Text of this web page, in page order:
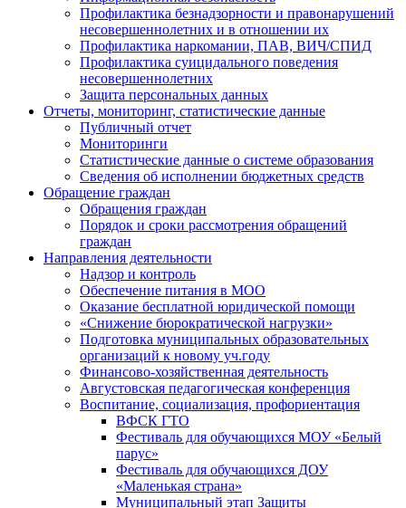
Профилактика безнадзорности и правонарушений
несовершеннолетних и в отношении их
Профилактика наркомании, ПАВ, ВИЧ/СПИД
Профилактика суицидального поведения
несовершеннолетних
Защита персональных данных
Отчеты, мониторинг, статистические данные
Публичный отчет
Мониторинги
Статистические данные о системе образования
Сведения об исполнении бюджетных средств
Обращение граждан
Обращения граждан
Порядок и сроки рассмотрения обращений
граждан
Направления деятельности
Надзор и контроль
Обеспечение питания в МОО
Оказание бесплатной юридической помощи
«Снижение бюрократической нагрузки»
Подготовка муниципальных образовательных
организаций к новому уч.году
Финансово-хозяйственная деятельность
Августовская педагогическая конференция
Воспитание, социализация, профориентация
ВФСК ГТО
Фестиваль для обучающихся МОУ «Белый
парус»
Фестиваль для обучающихся ДОУ
«Маленькая страна»
Муниципальный этап Защиты